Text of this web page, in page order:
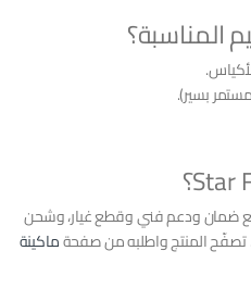
المناسبة؟
بسير).
ضمان ودعم فني وقطع غيار، وشحن
تصفّح المنتج واطلبه من صفحةماكينة